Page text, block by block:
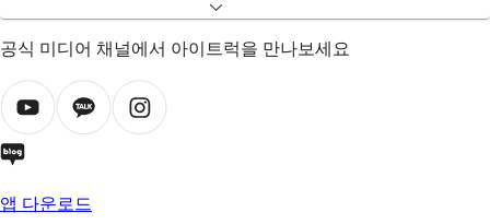
공식 미디어 채널에서 아이트럭을 만나보세요
앱 다운로드